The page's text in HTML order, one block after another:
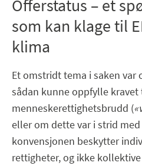
Offerstatus – et
som kan klage til
klima
Et omstridt tema i saken var
sådan kunne oppfylle
menneskerettighetsbrudd (
eller om dette var i strid
konvensjonen beskytter
rettigheter, og ikke